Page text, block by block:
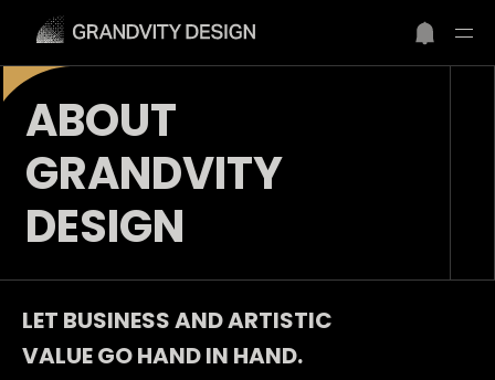
ABOUT
GRANDVITY
DESIGN
LET BUSINESS AND ARTISTIC
VALUE GO HAND IN HAND.